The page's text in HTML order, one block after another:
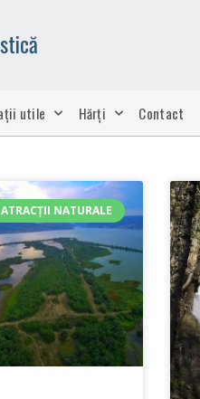
utile Hărți Contact
ATRACȚII NATURALE